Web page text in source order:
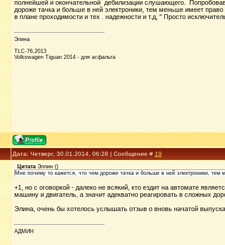
полнейшей и окончательной дебилизации слушающего.
дороже тачка и больше в ней электроники, тем меньше имеет
в плане проходимости и тех . надежности и т.д, " Просто
Элина
TLC-76,2013
Volkswagen Tiguan 2014 - для асфальта
Дата: Четверг, 30.01.2014, 06:28 | Сообщение # 19
Цитата Эллин()
Мне почему то кажется, что чем дороже тачка и больше в ней электроники, тем
+1, но с оговоркой - далеко не всякий, кто ездит на автомате
машину и двигатель, а значит адекватно реагировать в сложных
Элина, очень бы хотелось услышать отзыв о вновь начатой
АДМИН